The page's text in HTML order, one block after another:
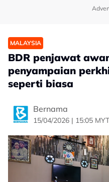
MALAYSIA
BDR penjawat
penyampaian
seperti biasa
Bernama
15/04/2026 | 15:05 MYT